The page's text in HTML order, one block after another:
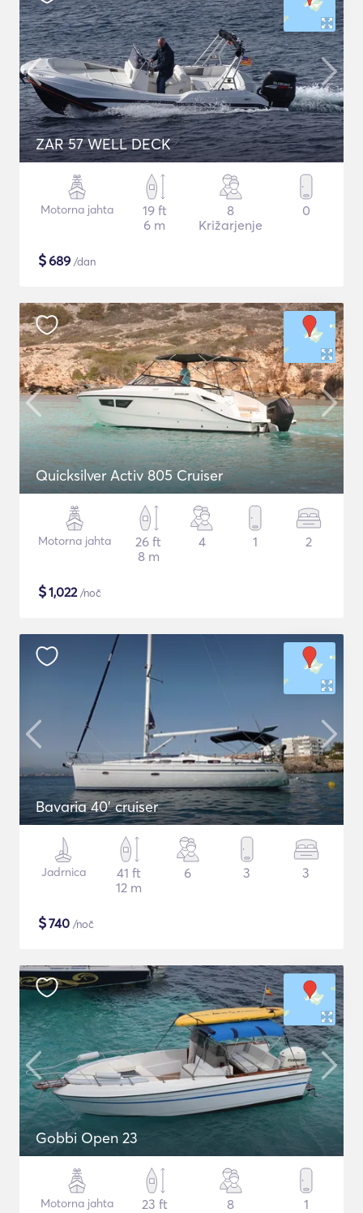
ZAR 57 WELL DECK
Motorna jahta
19 ft
6 m
8
Križarjenje
0
$689 /dan
Quicksilver Activ 805 Cruiser
Motorna jahta
26 ft
8 m
4 1 2
$1,022/noč
Bavaria 40' cruiser
Jadrnica
41 ft
12 m
6 3 3
$740 /noč
Gobbi Open 23
Motorna jahta
23 ft
8
1